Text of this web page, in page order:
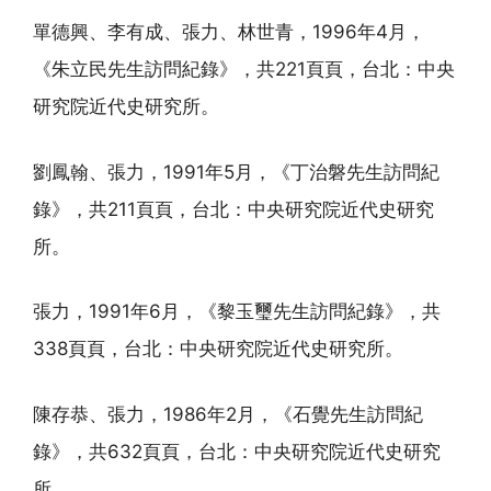
單德興、李有成、張力、林世青，1996年4月，
《朱立民先生訪問紀錄》，共221頁頁，台北：中央
研究院近代史研究所。
劉鳳翰、張力，1991年5月，《丁治磐先生訪問紀
錄》，共211頁頁，台北：中央研究院近代史研究
所。
張力，1991年6月，《黎玉璽先生訪問紀錄》，共
338頁頁，台北：中央研究院近代史研究所。
陳存恭、張力，1986年2月，《石覺先生訪問紀
錄》，共632頁頁，台北：中央研究院近代史研究